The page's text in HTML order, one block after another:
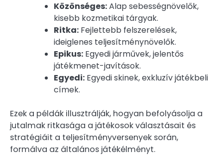
Közönséges:Alap sebességnövelők,
kisebb kozmetikai tárgyak.
Ritka: Fejlettebb felszerelések,
ideiglenes teljesítménynövelők.
Epikus: Egyedi járművek, jelentős
játékmenet-javítások.
Egyedi: Egyedi skinek, exkluzív játékbeli
címek.
Ezek a példák illusztrálják, hogyan befolyásolja a
jutalmak ritkasága a játékosok választásait és
stratégiáit a teljesítményversenyek során,
formálva az általános játékélményt.